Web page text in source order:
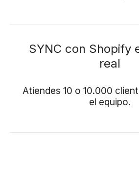
SYNC con Shopify
real
Atiendes 10 o 10.000
el equipo.